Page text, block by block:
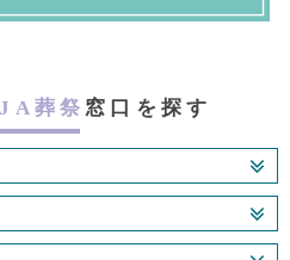
葬祭 窓口を探す